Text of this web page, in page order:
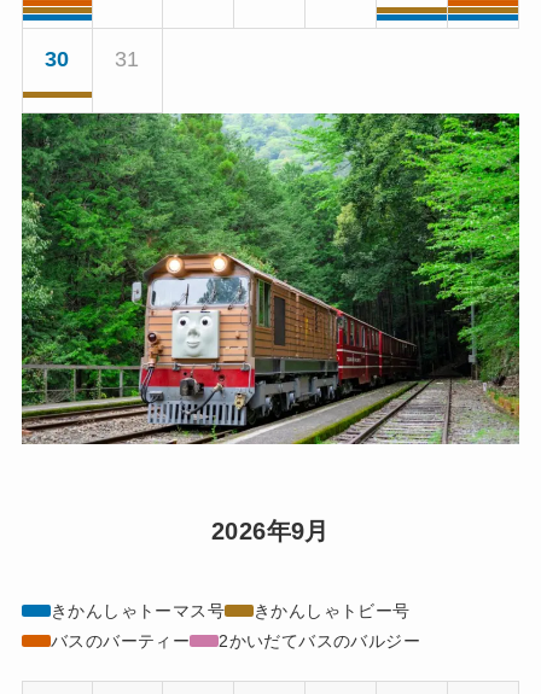
30 31
2026年9月
きかんしゃトーマス号
きかんしゃトビー号
バスのバーティー
2かいだてバスのバルジー